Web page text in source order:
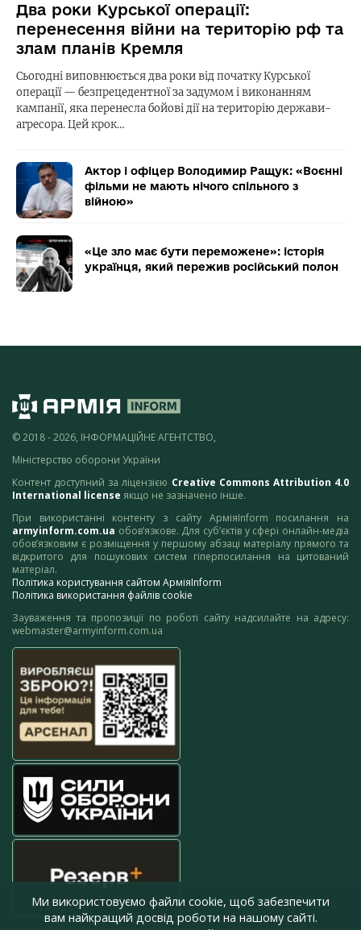
Два роки Курської операції:
перенесення війни на територію рф та
злам планів Кремля
Сьогодні виповнюється два роки від початку Курської
операції — безпрецедентної за задумом і виконанням
кампанії, яка перенесла бойові дії на територію держави-
агресора. Цей крок…
Актор і офіцер Володимир Ращук: «Воєнні
фільми не мають нічого спільного з
війною»
«Це зло має бути переможене»: історія
українця, який пережив російський полон
© 2018 - 2026, ІНФОРМАЦІЙНЕ АГЕНТСТВО,
Міністерство оборони України
Контент доступний за ліцензією Creative Commons Attribution 4.0
International license якщо не зазначено інше.
При використанні контенту з сайту АрміяInform посилання на
armyinform.com.ua обов’язкове. Для суб’єктів у сфері онлайн-медіа
обов’язковим є розміщення у першому абзаці матеріалу прямого та
відкритого для пошукових систем гіперпосилання на цитований
матеріал.
Політика користування сайтом АрміяInform
Політика використання файлів cookie
Зауваження та пропозиції по роботі сайту надсилайте на адресу:
webmaster@armyinform.com.ua
Ми використовуємо файли cookie, щоб забезпечити
вам найкращий досвід роботи на нашому сайті.